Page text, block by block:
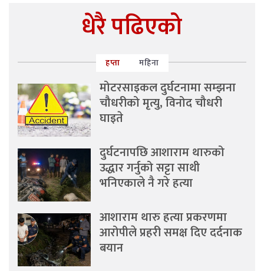
धेरै पढिएको
हप्ता महिना
मोटरसाइकल दुर्घटनामा सम्झना
चौधरीको मृत्यु, विनोद चौधरी
घाइते
दुर्घटनापछि आशाराम थारुको
उद्धार गर्नुको सट्टा साथी
भनिएकाले नै गरे हत्या
आशाराम थारु हत्या प्रकरणमा
आरोपीले प्रहरी समक्ष दिए दर्दनाक
बयान